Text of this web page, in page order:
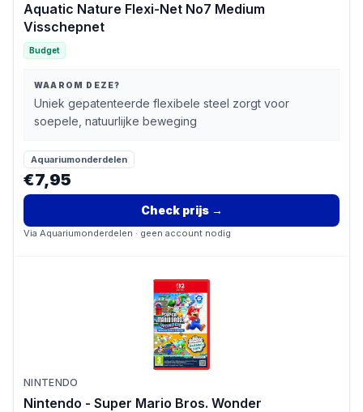
Aquatic Nature Flexi-Net No7 Medium
Visschepnet
Budget
WAAROM DEZE?
Uniek gepatenteerde flexibele steel zorgt voor
soepele, natuurlijke beweging
Aquariumonderdelen
€7,95
Check prijs→
Via Aquariumonderdelen · geen account nodig
NINTENDO
Nintendo - Super Mario Bros. Wonder